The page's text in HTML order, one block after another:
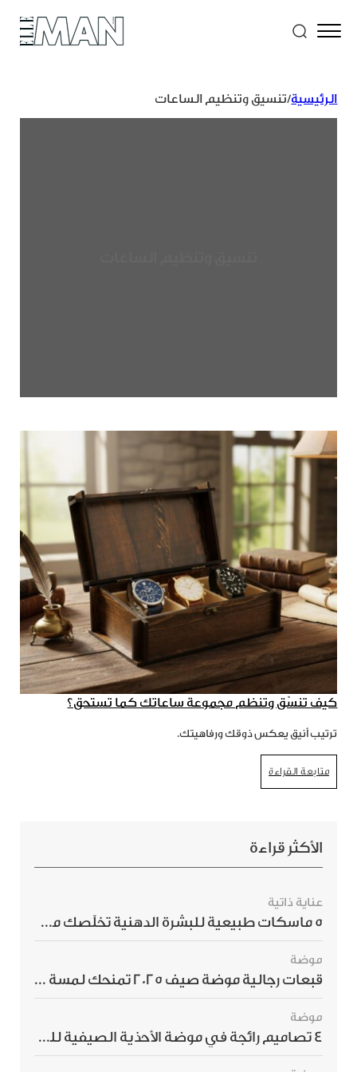
الرئيسية/تنسيق وتنظيم الساعات
كيف تنسّق وتنظم مجموعة ساعاتك كما تستحق؟
ترتيب أنيق يعكس ذوقك ورفاهيتك.
متابعة القراءة
الأكثر قراءة
عناية ذاتية
5 ماسكات طبيعية للبشرة الدهنية تخلّصك من الحبوب بسرعة
موضة
قبعات رجالية موضة صيف 2025 تمنحك لمسة أناقة استثنائية
موضة
4 تصاميم رائجة في موضة الأحذية الصيفية للرجال هذا الموسم